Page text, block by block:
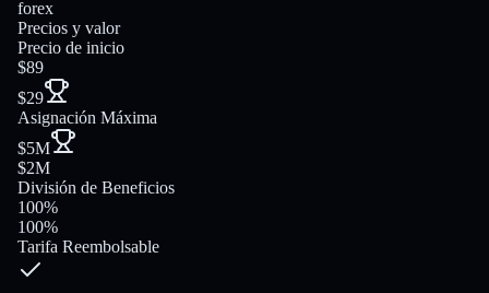
forex
Precios y valor
Precio de inicio
$89
$29
Asignación Máxima
$5M
$2M
División de Beneficios
100%
100%
Tarifa Reembolsable